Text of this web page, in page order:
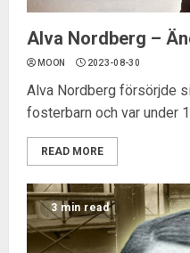
Alva Nordberg –
MOON 2023-08-30
Alva Nordberg försörjde
fosterbarn och var under
READ MORE
3 min read